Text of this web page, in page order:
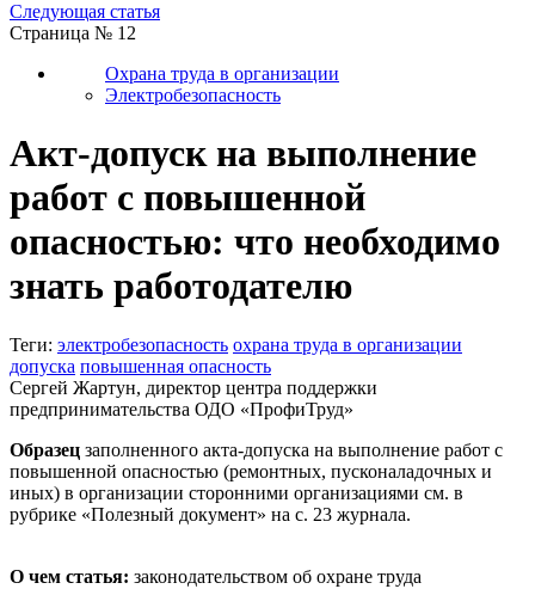
Следующая статья
Страница № 12
Охрана труда в организации
Электробезопасность
Акт-допуск на выполнение
работ с повышенной
опасностью: что необходимо
знать работодателю
Теги: электробезопасность охрана труда в организации
допуска повышенная опасность
Сергей Жартун, директор центра поддержки
предпринимательства ОДО «ПрофиТруд»
Образец заполненного акта-допуска на выполнение работ с
повышенной опасностью (ремонтных, пусконаладочных и
иных) в организации сторонними организациями см. в
рубрике «Полезный документ» на с. 23 журнала.
О чем статья: законодательством об охране труда